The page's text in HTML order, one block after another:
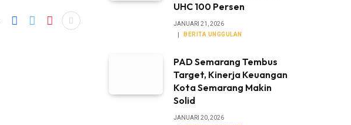
UHC 100 Persen
JANUARI 21, 2026
BERITA UNGGULAN
PAD Semarang Tembus
Target, Kinerja Keuangan
Kota Semarang Makin
Solid
JANUARI 20, 2026